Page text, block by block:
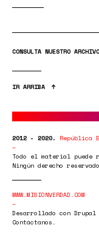
CONSULTA NUESTRO
IR ARRIBA
2012 - 2020. República
Todo el material puede
Ningún derecho
WWW.MISIONVERDAD.COM
Desarrollado con Drupal
Contáctanos.